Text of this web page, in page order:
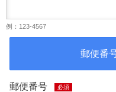
例：123-4567
郵便番
郵便番号 必須